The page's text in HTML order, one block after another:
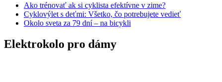
Ako trénovať ak si cyklista efektívne v zime?
Cyklovýlet s deťmi: Všetko, čo potrebujete vedieť
Okolo sveta za 79 dní – na bicykli
Elektrokolo pro dámy